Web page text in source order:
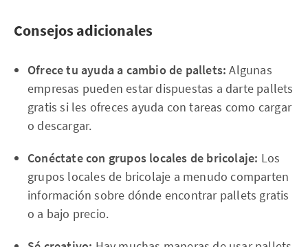
Consejos adicionales
Ofrece tu ayuda a cambio de pallets: Algunas
empresas pueden estar dispuestas a darte pallets
gratis si les ofreces ayuda con tareas como cargar
o descargar.
Conéctate con grupos locales de bricolaje: Los
grupos locales de bricolaje a menudo comparten
información sobre dónde encontrar pallets gratis
o a bajo precio.